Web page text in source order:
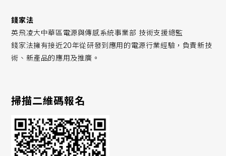
錢家法
英飛凌大中華區電源與傳感系統事業部 技術支援總監
錢家法擁有接近20年從研發到應用的電源行業經驗，負責新技
術、新產品的應用及推廣。
掃描二維碼報名